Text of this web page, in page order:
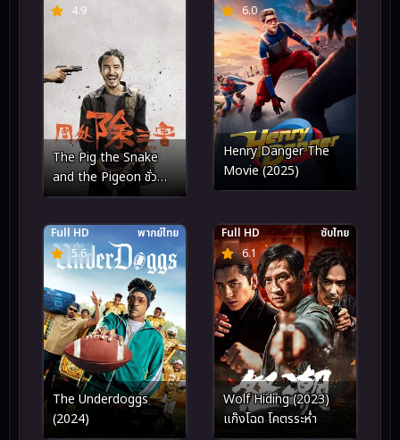
4.9
The Pig the Snake
and the Pigeon ชั่ว
เลว เหี้ยม (2023)
6.0
Henry Danger The
Movie (2025)
5.6
Full HD พากย์ไทย
The Underdoggs
(2024)
6.1
Full HD ซับไทย
Wolf Hiding (2023)
แก๊งโฉด โคตรระห่ำ